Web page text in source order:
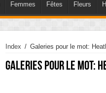
Femmes Fêtes Fleurs
Index / Galeries pour le mot:
Galeries pour le mot: